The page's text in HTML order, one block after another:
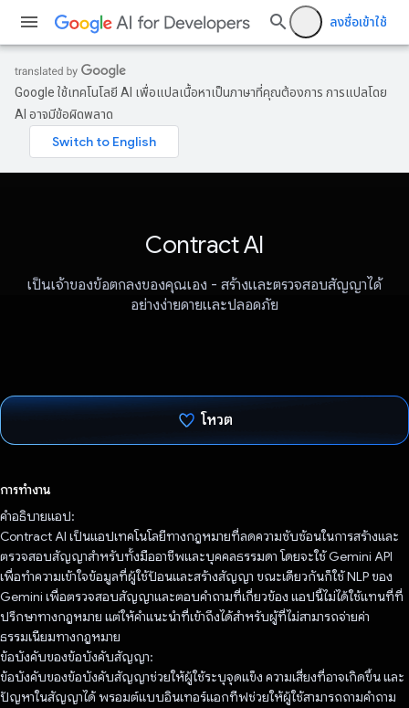
ลงชื่อเข้าใช้
Google ใช้เทคโนโลยี AI เพื่อแปลเนื้อหาเป็นภาษาที่คุณต้องการ การแปลโดย
AI อาจมีข้อผิดพลาด
Contract AI
เป็นเจ้าของข้อตกลงของคุณเอง - สร้างและตรวจสอบสัญญาได้
อย่างง่ายดายและปลอดภัย
โหวต
การทำงาน
คําอธิบายแอป:
Contract AI เป็นแอปเทคโนโลยีทางกฎหมายที่ลดความซับซ้อนในการสร้างและ
ตรวจสอบสัญญาสําหรับทั้งมืออาชีพและบุคคลธรรมดา โดยจะใช้ Gemini API
เพื่อทําความเข้าใจข้อมูลที่ผู้ใช้ป้อนและสร้างสัญญา ขณะเดียวกันก็ใช้ NLP ของ
Gemini เพื่อตรวจสอบสัญญาและตอบคําถามที่เกี่ยวข้อง แอปนี้ไม่ได้ใช้แทนที่ที่
ปรึกษาทางกฎหมาย แต่ให้คำแนะนำที่เข้าถึงได้สำหรับผู้ที่ไม่สามารถจ่ายค่า
ธรรมเนียมทางกฎหมาย
ข้อบังคับของข้อบังคับสัญญา:
ข้อบังคับของข้อบังคับสัญญาช่วยให้ผู้ใช้ระบุจุดแข็ง ความเสี่ยงที่อาจเกิดขึ้น และ
ปัญหาในสัญญาได้ พรอมต์แบบอินเทอร์แอกทีฟช่วยให้ผู้ใช้สามารถถามคำถาม